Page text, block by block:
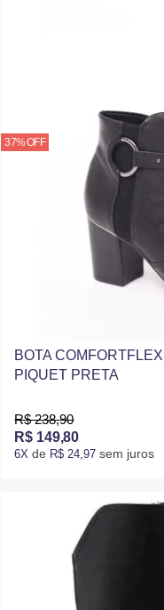
37% OFF
BOTA
PIQUET PRETA
R$ 238,90
R$ 149,80
6X de R$ 24,97 sem juros